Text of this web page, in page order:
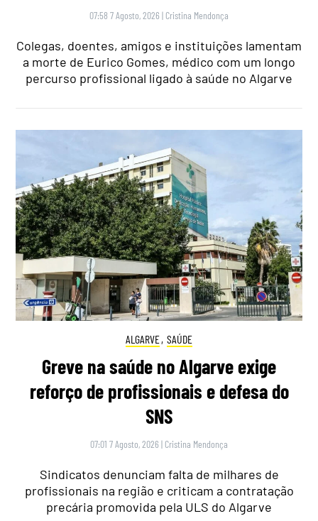
07:58 7 Agosto, 2026 | Cristina Mendonça
Colegas, doentes, amigos e instituições lamentam
a morte de Eurico Gomes, médico com um longo
percurso profissional ligado à saúde no Algarve
ALGARVE, SAÚDE
Greve na saúde no Algarve exige
reforço de profissionais e defesa do
SNS
07:01 7 Agosto, 2026 | Cristina Mendonça
Sindicatos denunciam falta de milhares de
profissionais na região e criticam a contratação
precária promovida pela ULS do Algarve